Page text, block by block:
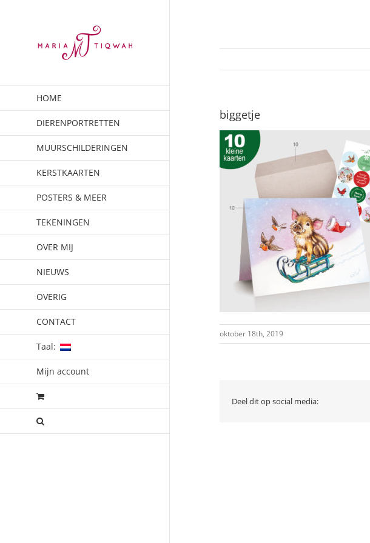
HOME
DIERENPORTRETTEN
MUURSCHILDERINGEN
KERSTKAARTEN
POSTERS & MEER
TEKENINGEN
OVER MIJ
NIEUWS
OVERIG
CONTACT
Taal:
Mijn account
biggetje
oktober 18th, 2019
Deel dit op social media: